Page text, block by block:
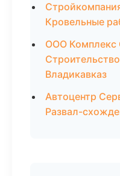
Кровельные
ООО Комплекс
Владикавказ
Автоцентр
Развал-